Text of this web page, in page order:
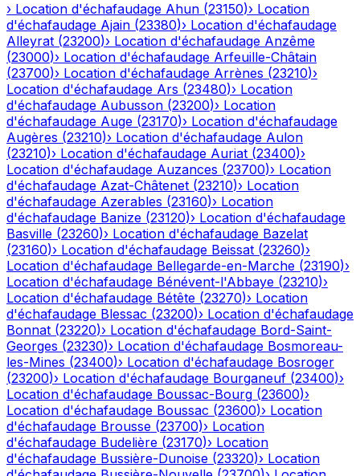
› Location d'échafaudage Ahun (23150)› Location
d'échafaudage Ajain (23380)› Location d'échafaudage
Alleyrat (23200)› Location d'échafaudage Anzême
(23000)› Location d'échafaudage Arfeuille-Châtain
(23700)› Location d'échafaudage Arrènes (23210)›
Location d'échafaudage Ars (23480)› Location
d'échafaudage Aubusson (23200)› Location
d'échafaudage Auge (23170)› Location d'échafaudage
Augères (23210)› Location d'échafaudage Aulon
(23210)› Location d'échafaudage Auriat (23400)›
Location d'échafaudage Auzances (23700)› Location
d'échafaudage Azat-Châtenet (23210)› Location
d'échafaudage Azerables (23160)› Location
d'échafaudage Banize (23120)› Location d'échafaudage
Basville (23260)› Location d'échafaudage Bazelat
(23160)› Location d'échafaudage Beissat (23260)›
Location d'échafaudage Bellegarde-en-Marche (23190)›
Location d'échafaudage Bénévent-l'Abbaye (23210)›
Location d'échafaudage Bétête (23270)› Location
d'échafaudage Blessac (23200)› Location d'échafaudage
Bonnat (23220)› Location d'échafaudage Bord-Saint-
Georges (23230)› Location d'échafaudage Bosmoreau-
les-Mines (23400)› Location d'échafaudage Bosroger
(23200)› Location d'échafaudage Bourganeuf (23400)›
Location d'échafaudage Boussac-Bourg (23600)›
Location d'échafaudage Boussac (23600)› Location
d'échafaudage Brousse (23700)› Location
d'échafaudage Budelière (23170)› Location
d'échafaudage Bussière-Dunoise (23320)› Location